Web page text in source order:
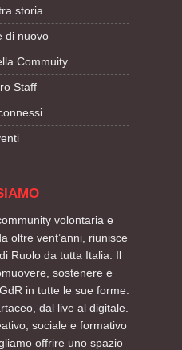
storia
di nuovo
Commuity
Staff
volontaria e
oltre vent’anni, riunisce
Ruolo da tutta Italia. Il
sostenere e
in tutte le sue forme:
dal live al digitale.
sociale e formativo
offrire uno spazio